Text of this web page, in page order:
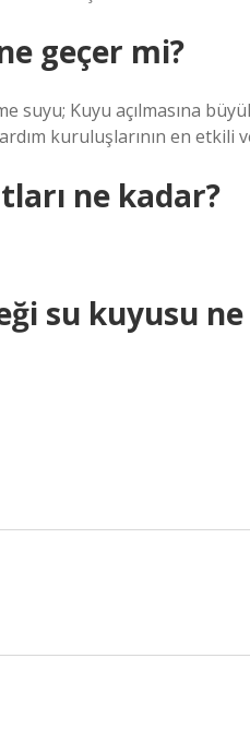
geçer mi?
suyu; Kuyu açılmasına
kuruluşlarının en etkili
ne kadar?
su kuyusu